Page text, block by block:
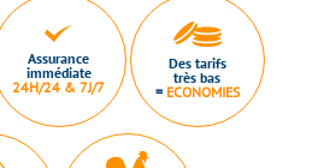
Assurance
immédiate
24H/24 & 7J/7
Des tarifs
très bas
= ECONOMIES